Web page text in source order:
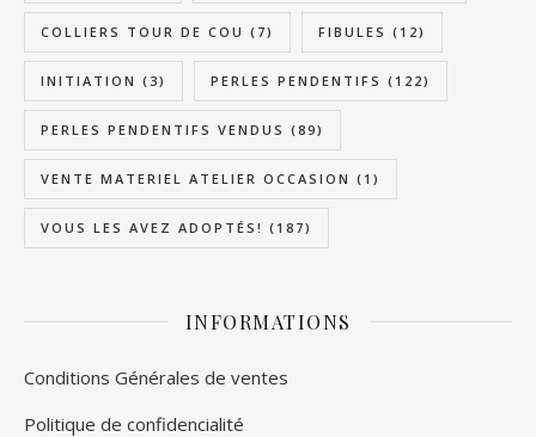
COLLIERS TOUR DE COU (7) FIBULES (12)
INITIATION (3) PERLES PENDENTIFS (122)
PERLES PENDENTIFS VENDUS (89)
VENTE MATERIEL ATELIER OCCASION (1)
VOUS LES AVEZ ADOPTÉS! (187)
INFORMATIONS
Conditions Générales de ventes
Politique de confidencialité